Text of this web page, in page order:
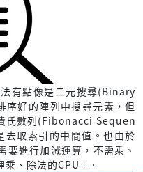
有點像是二元搜尋(Binary
好的陣列中搜尋元素，但
氏數列(Fibonacci Sequen
取索引的中間值。也由於
要進行加減運算，不需乘、
、除法的CPU上。